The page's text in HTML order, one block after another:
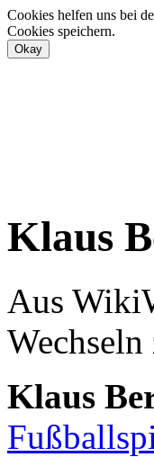
Cookies helfen uns bei
Cookies speichern.
Klaus
Aus
Wechseln
Klaus